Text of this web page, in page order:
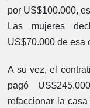
por US$100.000,
Las mujeres
US$70.000 de esa
A su vez, el
pagó
refaccionar la